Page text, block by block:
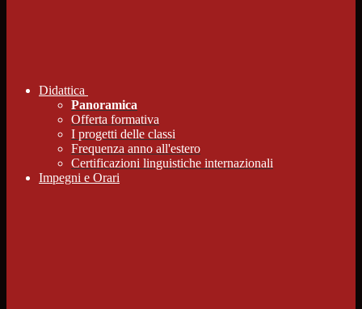
Didattica
Panoramica
Offerta formativa
I progetti delle classi
Frequenza anno all'estero
Certificazioni linguistiche internazionali
Impegni e Orari